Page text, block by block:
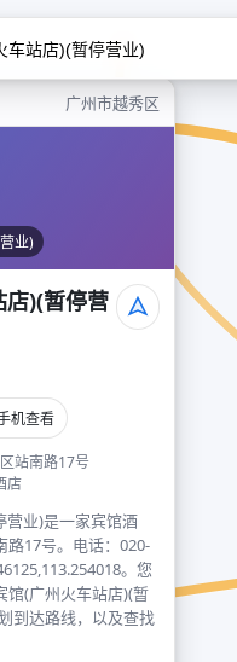
广州市越秀区
业)
店)(暂停营
机查看
站南路17号
店
营业)是一家宾馆酒
路17号。电话：020-
。您
馆(广州火车站店)(暂
到达路线，以及查找